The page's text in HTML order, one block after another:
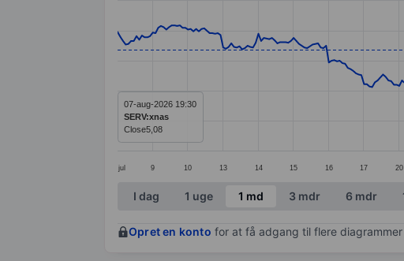
Line chart with 299 data points.
The chart has 1 X axis displaying categories.
The chart has 1 Y axis displaying values. Data
jul 9 10 13 14 15 16 17 20
07-aug-2026 19:30
SERV:xnas
Close5,08
End of interactive chart.
I dag 1 uge 1 md 3 mdr 6 mdr
Opret en konto for at få adgang til flere